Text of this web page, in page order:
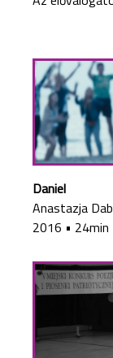
Daniel
Anastazja
2016 • 24min